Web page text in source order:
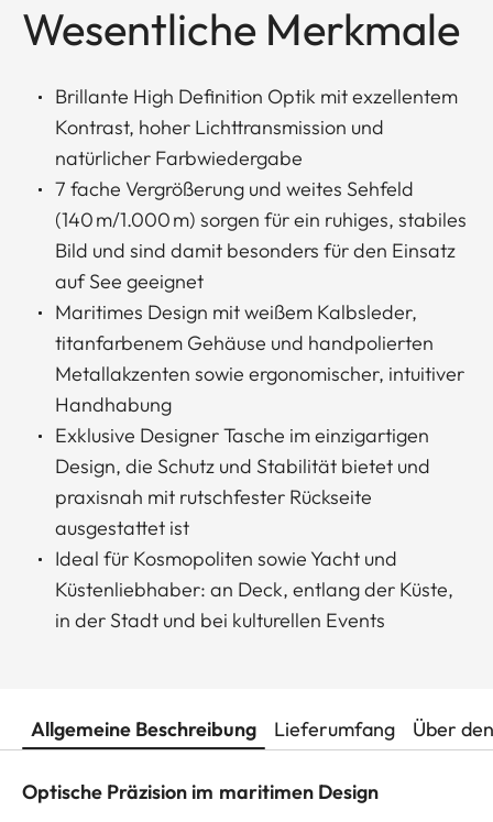
Wesentliche Merkmale
Brillante High Definition Optik mit exzellentem
Kontrast, hoher Lichttransmission und
natürlicher Farbwiedergabe
7 fache Vergrößerung und weites Sehfeld
(140 m/1.000 m) sorgen für ein ruhiges, stabiles
Bild und sind damit besonders für den Einsatz
auf See geeignet
Maritimes Design mit weißem Kalbsleder,
titanfarbenem Gehäuse und handpolierten
Metallakzenten sowie ergonomischer, intuitiver
Handhabung
Exklusive Designer Tasche im einzigartigen
Design, die Schutz und Stabilität bietet und
praxisnah mit rutschfester Rückseite
ausgestattet ist
Ideal für Kosmopoliten sowie Yacht und
Küstenliebhaber: an Deck, entlang der Küste,
in der Stadt und bei kulturellen Events
Allgemeine Beschreibung Lieferumfang Über
Optische Präzision im maritimen Design